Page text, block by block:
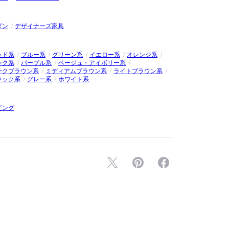
ン
デザイナーズ家具
ド系
ブルー系 グリーン系 イエロー系
オレンジ系
ク系
パープル系
ベージュ・アイボリー系
クブラウン系
ミディアムブラウン系
ライトブラウン系
ック系
グレー系 ホワイト系
ング